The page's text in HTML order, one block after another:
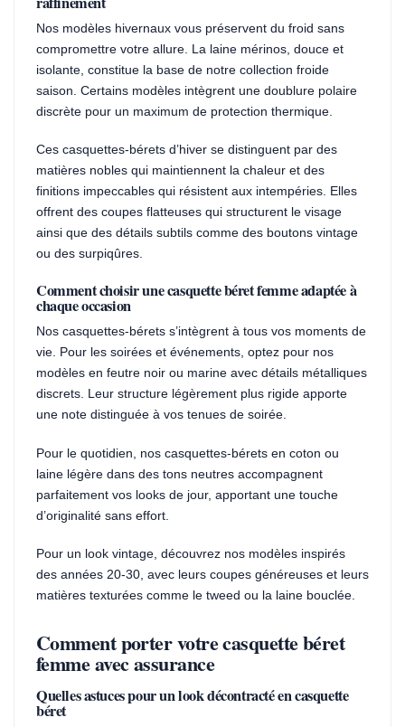
Nos modèles hivernaux vous préservent du froid sans
compromettre votre allure. La laine mérinos, douce et
isolante, constitue la base de notre collection froide
saison. Certains modèles intègrent une doublure polaire
discrète pour un maximum de protection thermique.
Ces casquettes-bérets d’hiver se distinguent par des
matières nobles qui maintiennent la chaleur et des
finitions impeccables qui résistent aux intempéries. Elles
offrent des coupes flatteuses qui structurent le visage
ainsi que des détails subtils comme des boutons vintage
ou des surpiqûres.
Comment choisir une casquette béret femme adaptée à
chaque occasion
Nos casquettes-bérets s’intègrent à tous vos moments de
vie. Pour les soirées et événements, optez pour nos
modèles en feutre noir ou marine avec détails métalliques
discrets. Leur structure légèrement plus rigide apporte
une note distinguée à vos tenues de soirée.
Pour le quotidien, nos casquettes-bérets en coton ou
laine légère dans des tons neutres accompagnent
parfaitement vos looks de jour, apportant une touche
d’originalité sans effort.
Pour un look vintage, découvrez nos modèles inspirés
des années 20-30, avec leurs coupes généreuses et leurs
matières texturées comme le tweed ou la laine bouclée.
Comment porter votre casquette béret
femme avec assurance
Quelles astuces pour un look décontracté en casquette
béret